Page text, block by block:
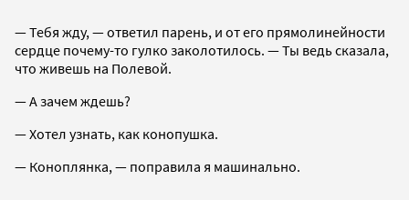
— Тебя жду, — ответил парень, и от его прямолинейности
сердце почему-то гулко заколотилось. — Ты ведь сказала,
что живешь на Полевой.
— А зачем ждешь?
— Хотел узнать, как конопушка.
— Коноплянка, — поправила я машинально.